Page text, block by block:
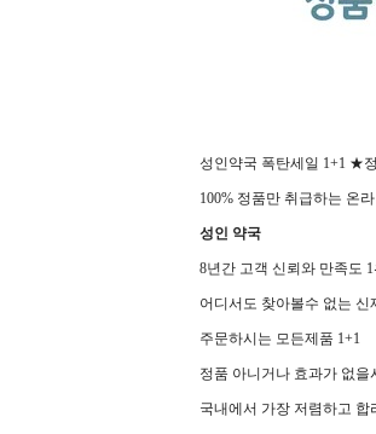
성인약국 폭탄세일 1+1 ★
100% 정품만 취급하는 온
성인 약국
8년간 고객 신뢰와 만족도
어디서도 찾아볼수 없는 신
주문하시는 모든제품 1+1
정품 아니거나 효과가 없을
국내에서 가장 저렴하고